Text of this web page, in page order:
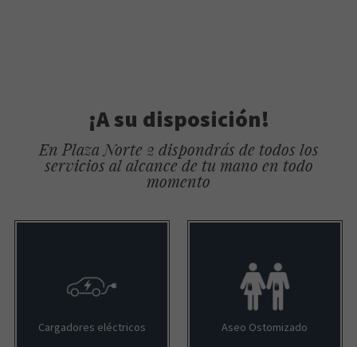
¡A su disposición!
En Plaza Norte 2 dispondrás de todos los
servicios al alcance de tu mano en todo
momento
Cargadores eléctricos Aseo Ostomizado